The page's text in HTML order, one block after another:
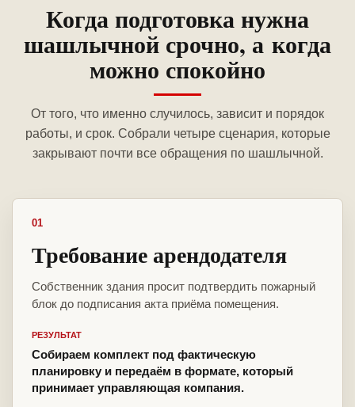
Когда подготовка нужна
шашлычной срочно, а когда
можно спокойно
От того, что именно случилось, зависит и порядок
работы, и срок. Собрали четыре сценария, которые
закрывают почти все обращения по шашлычной.
01
Требование арендодателя
Собственник здания просит подтвердить пожарный
блок до подписания акта приёма помещения.
РЕЗУЛЬТАТ
Собираем комплект под фактическую
планировку и передаём в формате, который
принимает управляющая компания.